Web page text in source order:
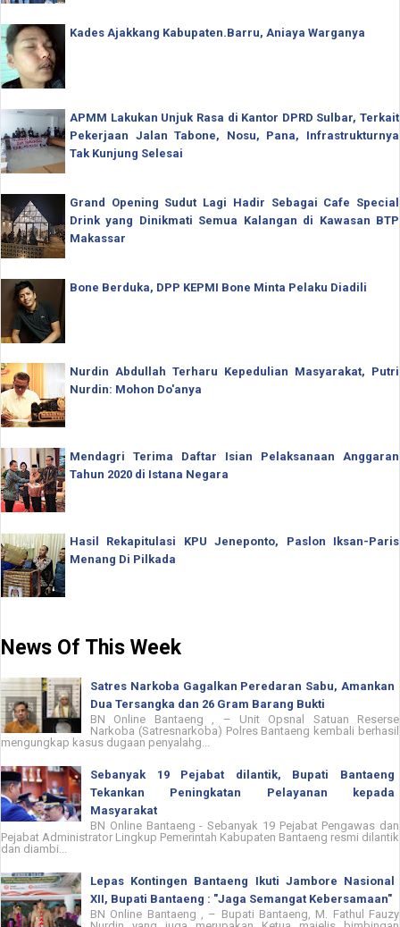
Kades Ajakkang Kabupaten.Barru, Aniaya Warganya
APMM Lakukan Unjuk Rasa di Kantor DPRD Sulbar, Terkait
Pekerjaan Jalan Tabone, Nosu, Pana, Infrastrukturnya
Tak Kunjung Selesai
Grand Opening Sudut Lagi Hadir Sebagai Cafe Special
Drink yang Dinikmati Semua Kalangan di Kawasan BTP
Makassar
Bone Berduka, DPP KEPMI Bone Minta Pelaku Diadili
Nurdin Abdullah Terharu Kepedulian Masyarakat, Putri
Nurdin: Mohon Do'anya
Mendagri Terima Daftar Isian Pelaksanaan Anggaran
Tahun 2020 di Istana Negara
Hasil Rekapitulasi KPU Jeneponto, Paslon Iksan-Paris
Menang Di Pilkada
News Of This Week
Satres Narkoba Gagalkan Peredaran Sabu, Amankan
Dua Tersangka dan 26 Gram Barang Bukti
BN Online Bantaeng , – Unit Opsnal Satuan Reserse
Narkoba (Satresnarkoba) Polres Bantaeng kembali berhasil
mengungkap kasus dugaan penyalahg...
Sebanyak 19 Pejabat dilantik, Bupati Bantaeng
Tekankan Peningkatan Pelayanan kepada
Masyarakat
BN Online Bantaeng - Sebanyak 19 Pejabat Pengawas dan
Pejabat Administrator Lingkup Pemerintah Kabupaten Bantaeng resmi dilantik
dan diambi...
Lepas Kontingen Bantaeng Ikuti Jambore Nasional
XII, Bupati Bantaeng : "Jaga Semangat Kebersamaan"
BN Online Bantaeng , – Bupati Bantaeng, M. Fathul Fauzy